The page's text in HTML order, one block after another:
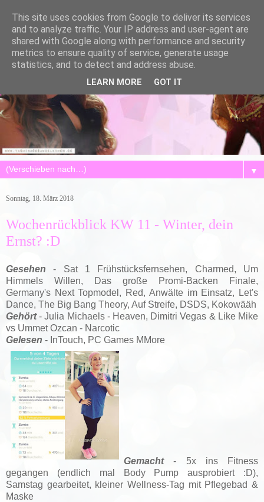
▼
Sonntag, 18. März 2018
Wochenrückblick KW 11 - Winter, dein
Ernst? :D
Gesehen - Sat 1 Frühstücksfernsehen, Charmed, Um
Himmels Willen, Das große Promi-Backen Finale,
Germany's Next Topmodel, Red, Anwälte im Einsatz, Let's
Dance, The Big Bang Theory, Auf Streife, DSDS, Kokowääh
Gehört- Julia Michaels - Heaven, Dimitri Vegas & Like Mike
vs Ummet Ozcan - Narcotic
Gelesen - InTouch, PC Games MMore
Gemacht- 5x ins Fitness
gegangen (endlich mal Body Pump ausprobiert :D),
Samstag gearbeitet, kleiner Wellness-Tag mit Pflegebad &
Maske
This site uses cookies from Google to deliver its services
and to analyze traffic. Your IP address and user-agent are
shared with Google along with performance and security
metrics to ensure quality of service, generate usage
statistics, and to detect and address abuse.
LEARN MORE GOT IT